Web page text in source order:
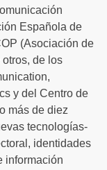
Española de
(Asociación de
de los
y del Centro de
más de diez
tecnologías-
identidades
información